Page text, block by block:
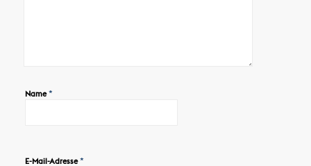
Name*
E-Mail-Adresse*